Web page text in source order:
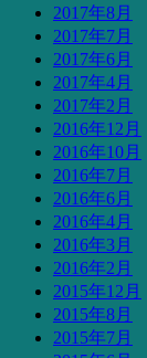
2017年8月
2017年7月
2017年6月
2017年4月
2017年2月
2016年12月
2016年10月
2016年7月
2016年6月
2016年4月
2016年3月
2016年2月
2015年12月
2015年8月
2015年7月